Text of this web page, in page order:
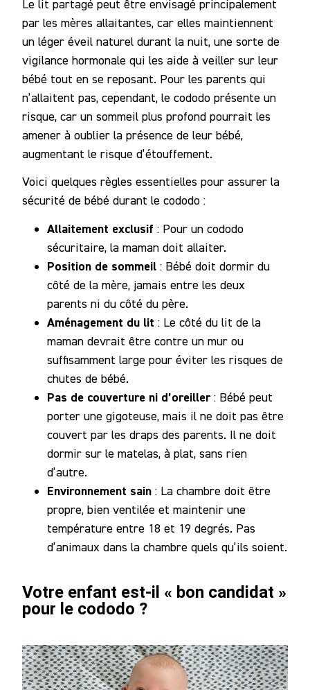
Le lit partagé peut être envisagé principalement
par les mères allaitantes, car elles maintiennent
un léger éveil naturel durant la nuit, une sorte de
vigilance hormonale qui les aide à veiller sur leur
bébé tout en se reposant. Pour les parents qui
n’allaitent pas, cependant, le cododo présente un
risque, car un sommeil plus profond pourrait les
amener à oublier la présence de leur bébé,
augmentant le risque d’étouffement.
Voici quelques règles essentielles pour assurer la
sécurité de bébé durant le cododo :
Allaitement exclusif : Pour un cododo
sécuritaire, la maman doit allaiter.
Position de sommeil : Bébé doit dormir du
côté de la mère, jamais entre les deux
parents ni du côté du père.
Aménagement du lit : Le côté du lit de la
maman devrait être contre un mur ou
suffisamment large pour éviter les risques de
chutes de bébé.
Pas de couverture ni d’oreiller: Bébé peut
porter une gigoteuse, mais il ne doit pas être
couvert par les draps des parents. Il ne doit
dormir sur le matelas, à plat, sans rien
d’autre.
Environnement sain : La chambre doit être
propre, bien ventilée et maintenir une
température entre 18 et 19 degrés. Pas
d’animaux dans la chambre quels qu’ils soient.
Votre enfant est-il « bon candidat »
pour le cododo ?